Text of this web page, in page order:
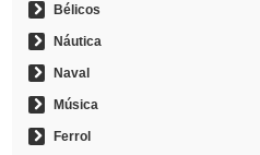
Bélicos
Náutica
Naval
Música
Ferrol